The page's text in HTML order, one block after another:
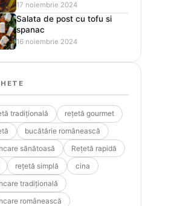
17 noiembrie 2024
Salata de post cu tofu si
spanac
16 noiembrie 2024
tradițională
rețetă gourmet
bucătărie românească
sănătoasă
Rețetă rapidă
rețetă simplă
cina
tradițională
românească